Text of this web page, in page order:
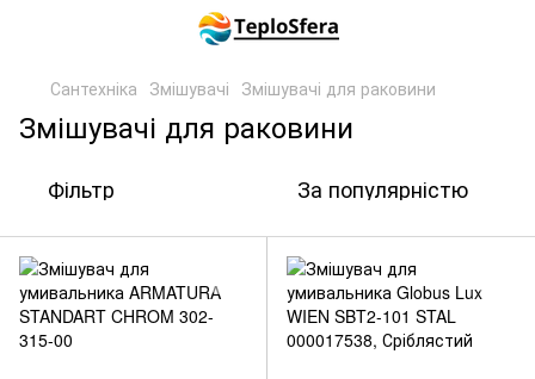
Сантехніка Змішувачі Змішувачі для раковини
Змішувачі для раковини
Фільтр За популярністю